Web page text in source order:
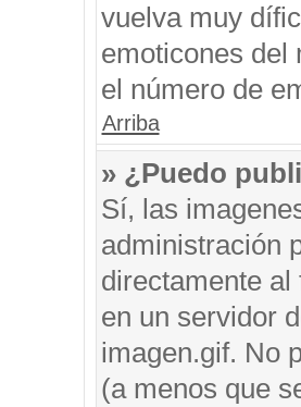
vuelva muy
emoticones del
el número de
Arriba
» ¿Puedo
Sí, las
administración
directamente
en un servidor
imagen.gif. No
(a menos que